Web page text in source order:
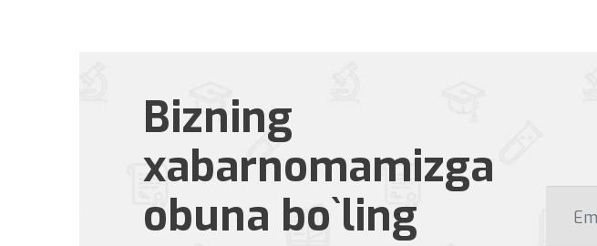
Bizning
xabarnomamizga
obuna bo`ling